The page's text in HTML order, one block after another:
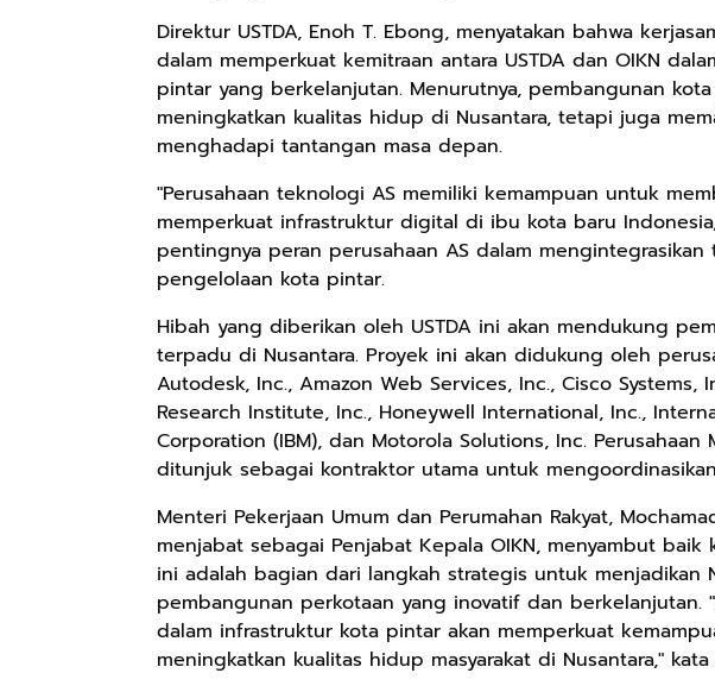
Direktur USTDA, Enoh T. Ebong, menyatakan bahwa
dalam memperkuat kemitraan antara USTDA dan OIKN
pintar yang berkelanjutan. Menurutnya, pembangunan
meningkatkan kualitas hidup di Nusantara, tetapi juga
menghadapi tantangan masa depan.
"Perusahaan teknologi AS memiliki kemampuan untuk
memperkuat infrastruktur digital di ibu kota baru
pentingnya peran perusahaan AS dalam
pengelolaan kota pintar.
Hibah yang diberikan oleh USTDA ini akan mendukung
terpadu di Nusantara. Proyek ini akan didukung oleh
Autodesk, Inc., Amazon Web Services, Inc., Cisco Systems,
Research Institute, Inc., Honeywell International, Inc.,
Corporation (IBM), dan Motorola Solutions, Inc.
ditunjuk sebagai kontraktor utama untuk
Menteri Pekerjaan Umum dan Perumahan Rakyat,
menjabat sebagai Penjabat Kepala OIKN, menyambut baik
ini adalah bagian dari langkah strategis untuk menjadikan
pembangunan perkotaan yang inovatif dan
dalam infrastruktur kota pintar akan memperkuat
meningkatkan kualitas hidup masyarakat di Nusantara," kata